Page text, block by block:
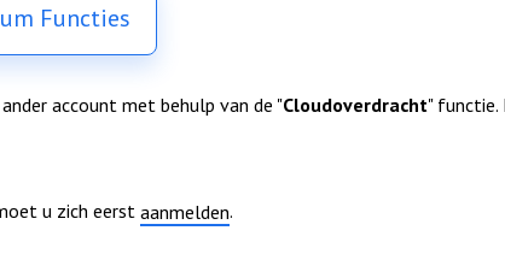
Functies
account met behulp van de "Cloudoverdracht" functie.
u zich eerst aanmelden.